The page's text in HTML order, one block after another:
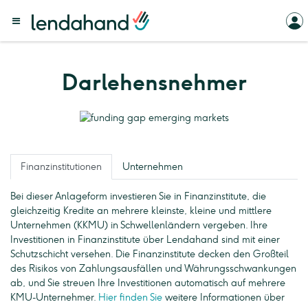
Darlehensnehmer
Finanzinstitutionen Unternehmen
Bei dieser Anlageform investieren Sie in Finanzinstitute, die
gleichzeitig Kredite an mehrere kleinste, kleine und mittlere
Unternehmen (KKMU) in Schwellenländern vergeben. Ihre
Investitionen in Finanzinstitute über Lendahand sind mit einer
Schutzschicht versehen. Die Finanzinstitute decken den Großteil
des Risikos von Zahlungsausfällen und Währungsschwankungen
ab, und Sie streuen Ihre Investitionen automatisch auf mehrere
KMU-Unternehmer. Hier finden Sie weitere Informationen über